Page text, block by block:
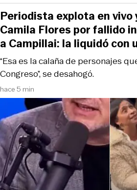
hace 5 min
“Esa es la calaña de personajes
Congreso”, se desahogó.
Periodista explota en vivo
Camila Flores por fallido
a Campillai: la liquidó con